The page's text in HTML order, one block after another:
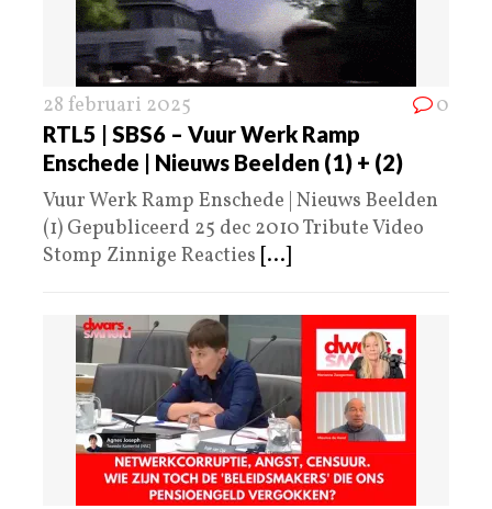
28 februari 2025 0
RTL5 | SBS6 – Vuur Werk Ramp
Enschede | Nieuws Beelden (1) + (2)
Vuur Werk Ramp Enschede | Nieuws Beelden
(1) Gepubliceerd 25 dec 2010 Tribute Video
Stomp Zinnige Reacties [...]